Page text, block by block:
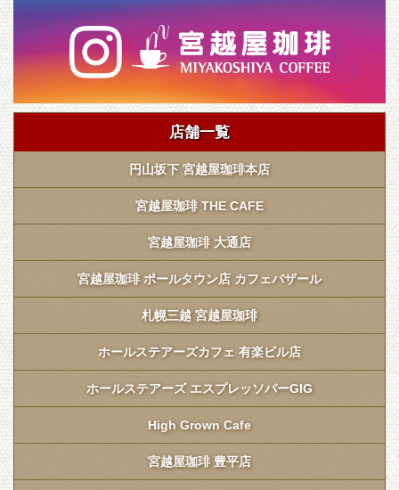
店舗一覧
円山坂下 宮越屋珈琲本店
宮越屋珈琲 THE CAFE
宮越屋珈琲 大通店
宮越屋珈琲 ポールタウン店 カフェバザール
札幌三越 宮越屋珈琲
ホールステアーズカフェ 有楽ビル店
ホールステアーズ エスプレッソバーGIG
High Grown Cafe
宮越屋珈琲 豊平店